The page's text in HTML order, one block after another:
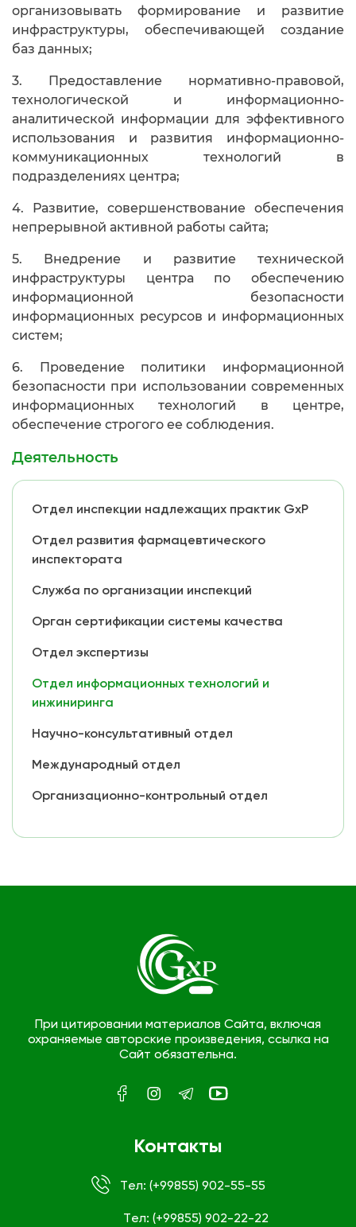
организовывать формирование и развитие
инфраструктуры, обеспечивающей создание
баз данных;
3. Предоставление нормативно-правовой,
технологической и информационно-
аналитической информации для эффективного
использования и развития информационно-
коммуникационных технологий в
подразделениях центра;
4. Развитие, совершенствование обеспечения
непрерывной активной работы сайта;
5. Внедрение и развитие технической
инфраструктуры центра по обеспечению
информационной безопасности
информационных ресурсов и информационных
систем;
6. Проведение политики информационной
безопасности при использовании современных
информационных технологий в центре,
обеспечение строгого ее соблюдения.
Деятельность
Отдел инспекции надлежащих практик GxP
Отдел развития фармацевтического
инспектората
Служба по организации инспекций
Орган сертификации системы качества
Отдел экспертизы
Отдел информационных технологий и
инжиниринга
Научно-консультативный отдел
Международный отдел
Организационно-контрольный отдел
При цитировании материалов Сайта, включая
охраняемые авторские произведения, ссылка на
Сайт обязательна.
Контакты
Tел: (+99855) 902-55-55
Tел: (+99855) 902-22-22